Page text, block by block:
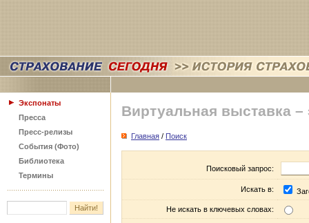
Экспонаты
Пресса
Пресс-релизы
События (Фото)
Библиотека
Термины
Виртуальная выставка –
Главная / Поиск
Поисковый запрос:
Искать в:
Не искать в ключевых словах: